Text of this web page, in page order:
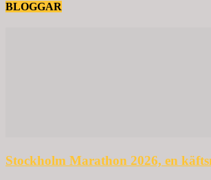
BLOGGAR
Stockholm Marathon 2026, en